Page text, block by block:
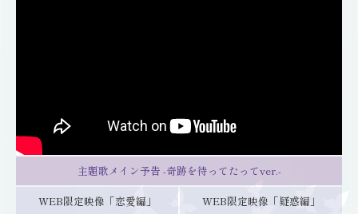
主題歌メイン予告 -奇跡を待ってたってver.-
WEB限定映像「恋愛編」
WEB限定映像「疑惑編」